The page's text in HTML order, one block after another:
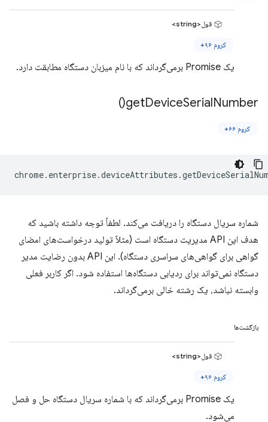
قول<string>
کروم ۹۶+
یک Promise برمی‌گرداند که با نام میزبان دستگاه مطابقت دارد.
getDeviceSerialNumber(
)
کروم ۶۶+
chrome. enterprise.deviceAttributes .
شماره سریال دستگاه را دریافت می‌کند. لطفاً توجه داشته باشید که
هدف این API مدیریت دستگاه است (مثلاً تولید درخواست‌های امضای
گواهی برای گواهی‌های سراسری دستگاه). این API بدون رضایت مدیر
دستگاه نمی‌تواند برای ردیابی دستگاه‌ها استفاده شود. اگر کاربر فعلی
وابسته نباشد، یک رشته خالی برمی‌گرداند.
بازگشت‌ها
قول<string>
کروم ۹۶+
یک Promise برمی‌گرداند که با شماره سریال دستگاه حل و فصل
می‌شود.